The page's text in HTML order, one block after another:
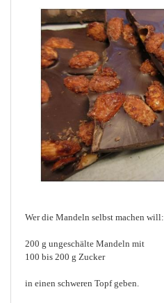
Wer die Mandeln selbst machen will:
200 g ungeschälte Mandeln mit
100 bis 200 g Zucker
in einen schweren Topf geben.